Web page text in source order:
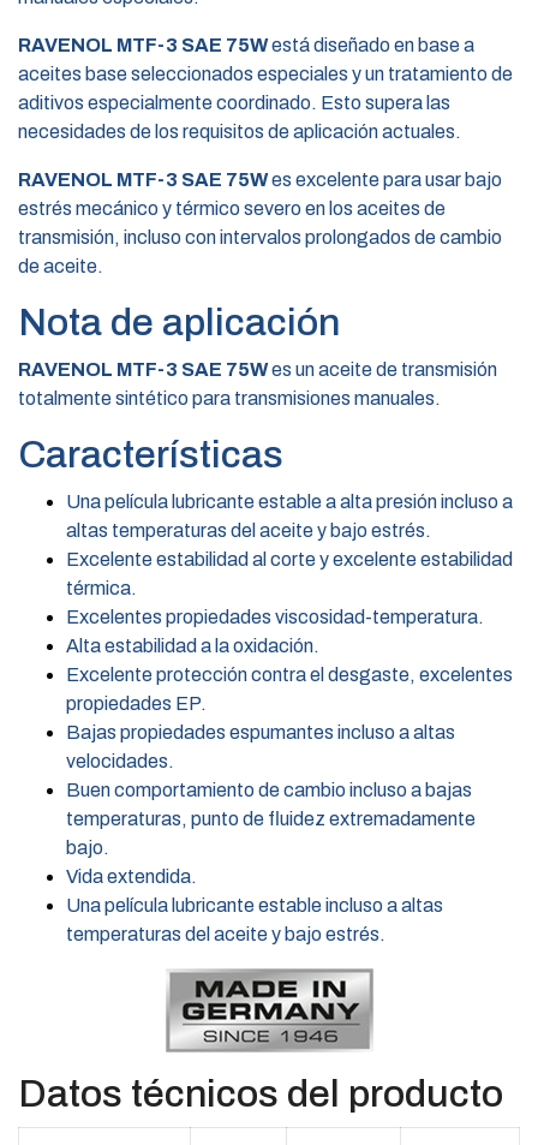
RAVENOL MTF-3 SAE 75Westá diseñado en base a
aceites base seleccionados especiales y un tratamiento de
aditivos especialmente coordinado. Esto supera las
necesidades de los requisitos de aplicación actuales.
RAVENOL MTF-3 SAE 75Wes excelente para usar bajo
estrés mecánico y térmico severo en los aceites de
transmisión, incluso con intervalos prolongados de cambio
de aceite.
Nota de aplicación
RAVENOL MTF-3 SAE 75Wes un aceite de transmisión
totalmente sintético para transmisiones manuales.
Características
Una película lubricante estable a alta presión incluso a
altas temperaturas del aceite y bajo estrés.
Excelente estabilidad al corte y excelente estabilidad
térmica.
Excelentes propiedades viscosidad-temperatura.
Alta estabilidad a la oxidación.
Excelente protección contra el desgaste, excelentes
propiedades EP.
Bajas propiedades espumantes incluso a altas
velocidades.
Buen comportamiento de cambio incluso a bajas
temperaturas, punto de fluidez extremadamente
bajo.
Vida extendida.
Una película lubricante estable incluso a altas
temperaturas del aceite y bajo estrés.
Datos técnicos del producto